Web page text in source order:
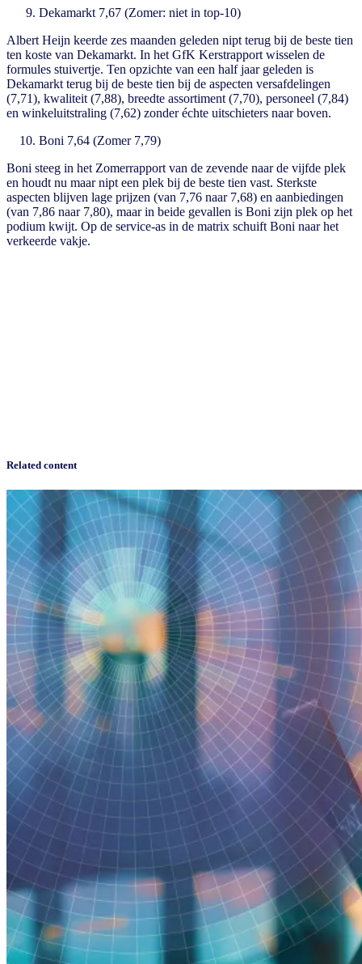
Dekamarkt 7,67 (Zomer: niet in top-10)
Albert Heijn keerde zes maanden geleden nipt terug bij de beste tien
ten koste van Dekamarkt. In het GfK Kerstrapport wisselen de
formules stuivertje. Ten opzichte van een half jaar geleden is
Dekamarkt terug bij de beste tien bij de aspecten versafdelingen
(7,71), kwaliteit (7,88), breedte assortiment (7,70), personeel (7,84)
en winkeluitstraling (7,62) zonder échte uitschieters naar boven.
Boni 7,64 (Zomer 7,79)
Boni steeg in het Zomerrapport van de zevende naar de vijfde plek
en houdt nu maar nipt een plek bij de beste tien vast. Sterkste
aspecten blijven lage prijzen (van 7,76 naar 7,68) en aanbiedingen
(van 7,86 naar 7,80), maar in beide gevallen is Boni zijn plek op het
podium kwijt. Op de service-as in de matrix schuift Boni naar het
verkeerde vakje.
Related content